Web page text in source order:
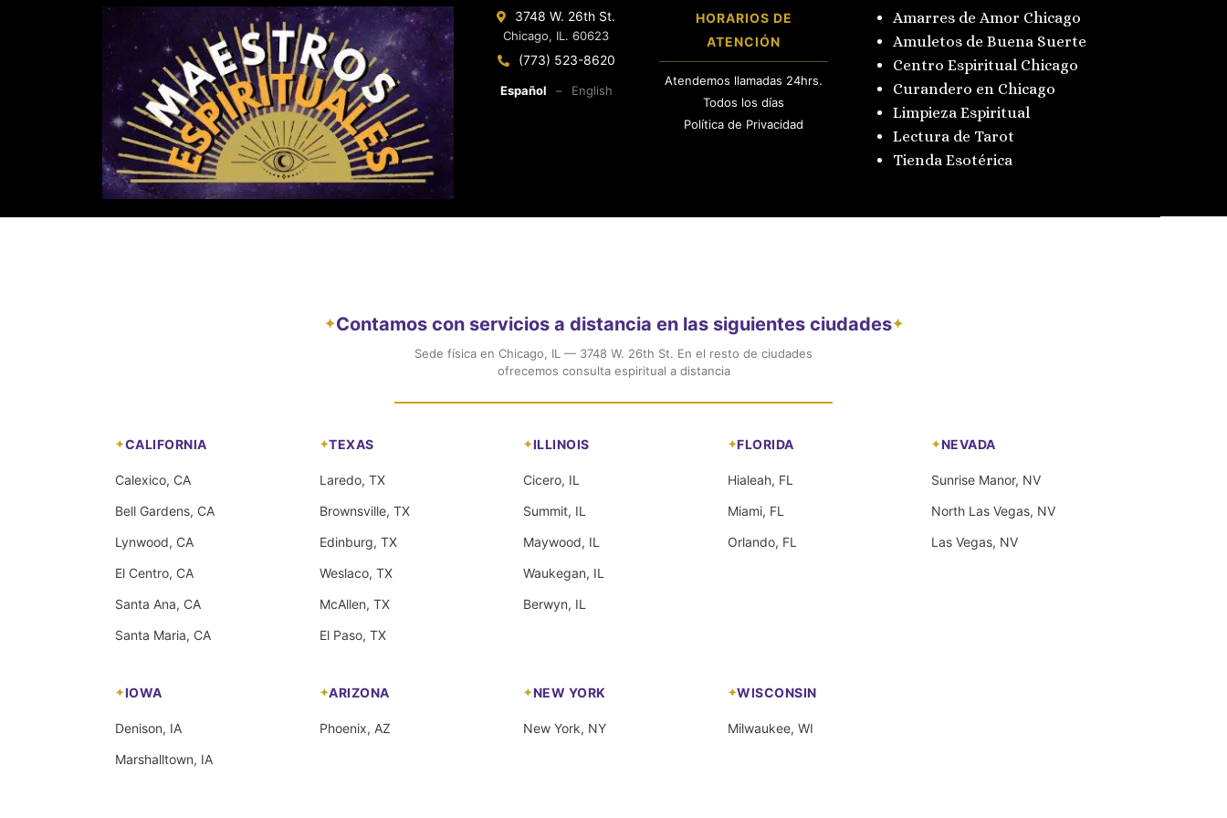
3748 W. 26th St.
Chicago, IL. 60623
(773) 523-8620
Español – English
HORARIOS DE
ATENCIÓN
Atendemos llamadas 24hrs.
Todos los días
Política de Privacidad
Amarres de Amor Chicago
Amuletos de Buena Suerte
Centro Espiritual Chicago
Curandero en Chicago
Limpieza Espiritual
Lectura de Tarot
Tienda Esotérica
✦Contamos con servicios a distancia en las siguientes ciudades✦
Sede física en Chicago, IL — 3748 W. 26th St. En el resto de ciudades
ofrecemos consulta espiritual a distancia
CALIFORNIA
Calexico, CA
Bell Gardens, CA
Lynwood, CA
El Centro, CA
Santa Ana, CA
Santa Maria, CA
TEXAS
Laredo, TX
Brownsville, TX
Edinburg, TX
Weslaco, TX
McAllen, TX
El Paso, TX
ILLINOIS
Cicero, IL
Summit, IL
Maywood, IL
Waukegan, IL
Berwyn, IL
FLORIDA
Hialeah, FL
Miami, FL
Orlando, FL
NEVADA
Sunrise Manor, NV
North Las Vegas, NV
Las Vegas, NV
IOWA
Denison, IA
Marshalltown, IA
ARIZONA
Phoenix, AZ
NEW YORK
New York, NY
WISCONSIN
Milwaukee, WI